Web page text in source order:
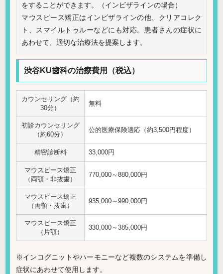
をすることができます。（インビザラインの場合）
マウスピース矯正はインビザラインの他、クリアコレク
ト、スマイルトゥルーなどにも対応。患者さんの症状に
あわせて、適切な治療法を提案します。
渋谷KU歯科の治療費用（税込）
カウンセリング（約
30分）
無料
初診カウンセリング
（約60分）
公的医療保険適応（約3,500円程度）
精密診断料 33,000円
マウスピース矯正
（両顎・非抜歯）
770,000～880,000円
マウスピース矯正
（両顎・抜歯）
935,000～990,000円
マウスピース矯正
（片顎）
330,000～385,000円
※インコグニットやハーモニーなど複数のシステムを準備し
症状にあわせて使用します。